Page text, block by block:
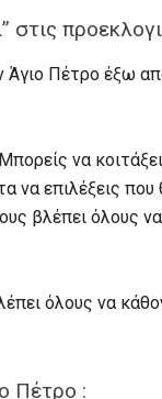
στις
Άγιο Πέτρο έξω
να
να επιλέξεις που
βλέπει όλους
όλους να
Πέτρο :